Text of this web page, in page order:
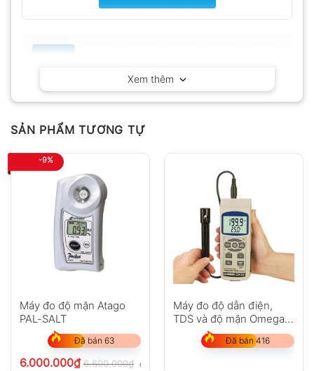
Có ảnh
Chưa có đánh giá nào.
Hỏi đáp
Xem thêm
SẢN PHẨM TƯƠNG TỰ
-9%
Máy đo độ mặn Atago
PAL-SALT
Đã bán 63
6.000.000₫ 6.600.000₫ chưa VAT 8%
Máy đo độ dẫn điện,
TDS và độ mặn Omega
CDH-SD1
Đã bán 416